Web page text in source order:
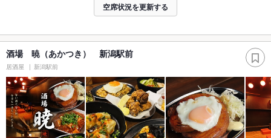
空席状況を更新する
酒場 暁（あかつき） 新潟駅前
居酒屋 新潟駅前